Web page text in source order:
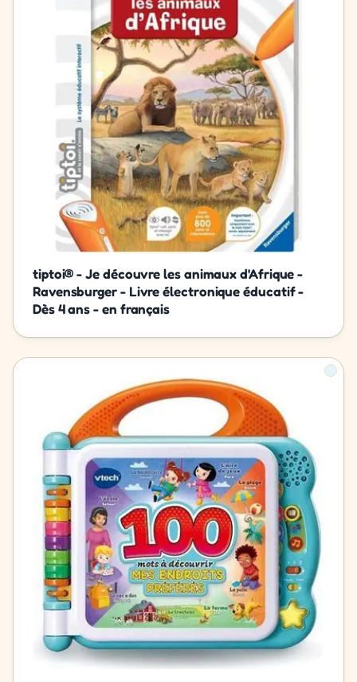
tiptoi® - Je découvre les animaux d'Afrique -
Ravensburger - Livre électronique éducatif -
Dès 4 ans - en français